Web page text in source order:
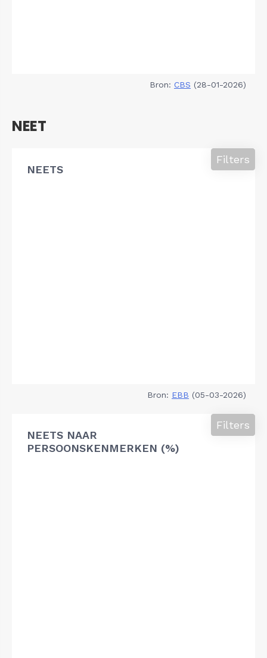
Bron: CBS (28-01-2026)
NEET
NEETS
Filters
Bron: EBB (05-03-2026)
NEETS NAAR
PERSOONSKENMERKEN (%)
Filters